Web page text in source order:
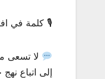
🎙 كلمة في
لا تسعى
إلى اتباع